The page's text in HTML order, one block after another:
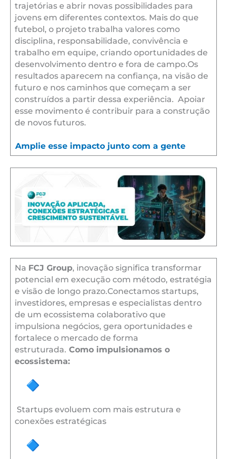
trajetórias e abrir novas possibilidades para
jovens em diferentes contextos. Mais do que
futebol, o projeto trabalha valores como
disciplina, responsabilidade, convivência e
trabalho em equipe, criando oportunidades de
desenvolvimento dentro e fora de campo.Os
resultados aparecem na confiança, na visão de
futuro e nos caminhos que começam a ser
construídos a partir dessa experiência. Apoiar
esse movimento é contribuir para a construção
de novos futuros.
Amplie esse impacto junto com a gente
Na FCJ Group, inovação significa transformar
potencial em execução com método, estratégia
e visão de longo prazo.Conectamos startups,
investidores, empresas e especialistas dentro
de um ecossistema colaborativo que
impulsiona negócios, gera oportunidades e
fortalece o mercado de forma
estruturada. Como impulsionamos o
ecossistema:
Startups evoluem com mais estrutura e
conexões estratégicas